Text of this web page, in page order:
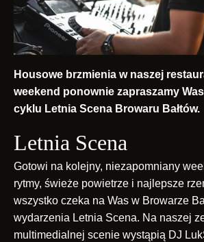
Housowe brzmienia w naszej
weekend ponownie zapraszamy
cyklu Letnia Scena Browaru Bałtów.
Letnia Scena
Gotowi na kolejny, niezapomniany
rytmy, świeże powietrze i najlepsze
wszystko czeka na Was w Browarze
wydarzenia Letnia Scena. Na naszej
multimedialnej scenie wystąpią DJ